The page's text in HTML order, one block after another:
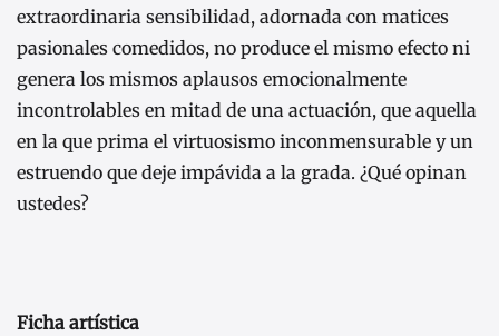
extraordinaria sensibilidad, adornada con matices
pasionales comedidos, no produce el mismo efecto ni
genera los mismos aplausos emocionalmente
incontrolables en mitad de una actuación, que aquella
en la que prima el virtuosismo inconmensurable y un
estruendo que deje impávida a la grada. ¿Qué opinan
ustedes?
Ficha artística